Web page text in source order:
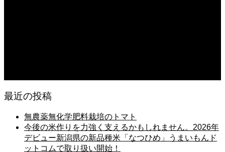
最近の投稿
無農薬無化学肥料栽培のトマト
今後の米作りを力強く支えるかもしれません。2026年
デビュー新潟県の新品種米「なつひめ」うまいもんド
ットコムで取り扱い開始！